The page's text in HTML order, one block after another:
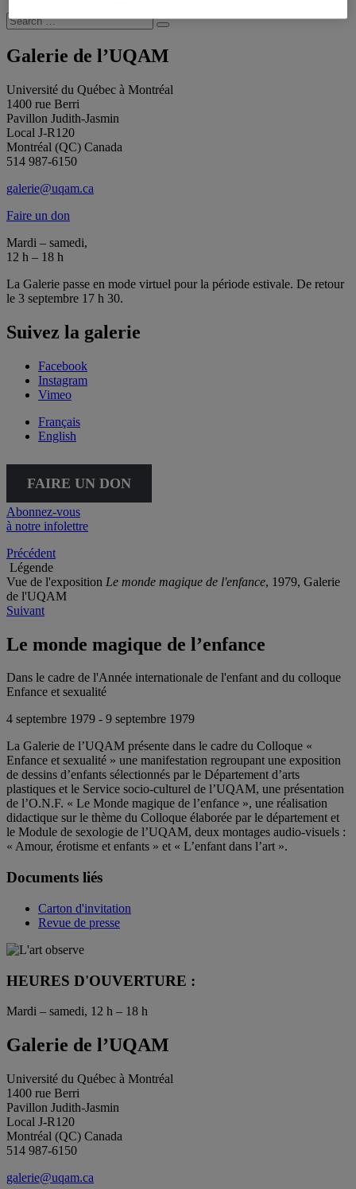
Search
for:
Search
Galerie de l’UQAM
Université du Québec à Montréal
1400 rue Berri
Pavillon Judith-Jasmin
Local J-R120
Montréal (QC) Canada
514 987-6150
galerie@uqam.ca
Faire un don
Mardi – samedi,
12 h – 18 h
La Galerie passe en mode virtuel pour la période estivale. De retour
le 3 septembre 17 h 30.
Suivez la galerie
Facebook
Instagram
Vimeo
Français
English
FAIRE UN DON
Abonnez-vous
à notre infolettre
Précédent
Légende
Vue de l'exposition Le monde magique de l'enfance, 1979, Galerie
de l'UQAM
Suivant
Le monde magique de l’enfance
Dans le cadre de l'Année internationale de l'enfant and du colloque
Enfance et sexualité
4 septembre 1979 - 9 septembre 1979
La Galerie de l’UQAM présente dans le cadre du Colloque «
Enfance et sexualité » une manifestation regroupant une exposition
de dessins d’enfants sélectionnés par le Département d’arts
plastiques et le Service socio-culturel de l’UQAM, une présentation
de l’O.N.F. « Le Monde magique de l’enfance », une réalisation
didactique sur le thème du Colloque élaborée par le département et
le Module de sexologie de l’UQAM, deux montages audio-visuels :
« Amour, érotisme et enfants » et « L’enfant dans l’art ».
Documents liés
Carton d'invitation
Revue de presse
HEURES D'OUVERTURE :
Mardi – samedi, 12 h – 18 h
Galerie de l’UQAM
Université du Québec à Montréal
1400 rue Berri
Pavillon Judith-Jasmin
Local J-R120
Montréal (QC) Canada
514 987-6150
galerie@uqam.ca